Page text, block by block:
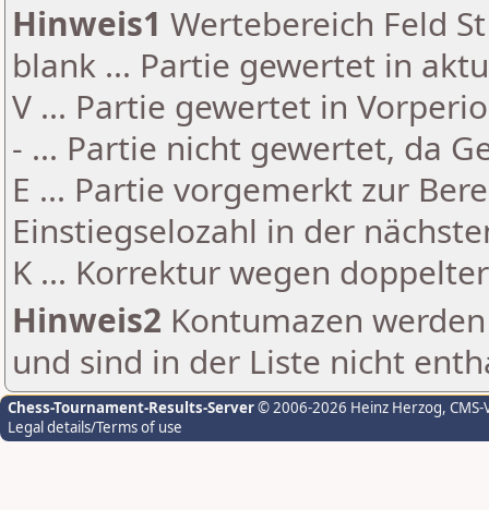
Hinweis1 Wertebereich Feld
blank ... Partie gewertet in
V ... Partie gewertet in
- ... Partie nicht gewertet, da
E ... Partie vorgemerkt zur
Einstiegselozahl in der
K ... Korrektur wegen
Hinweis2 Kontumazen
und sind in der Liste nicht
Chess-Tournament-Results-Server© 2006-2026 Heinz Herzog,
Legal details/Terms of use